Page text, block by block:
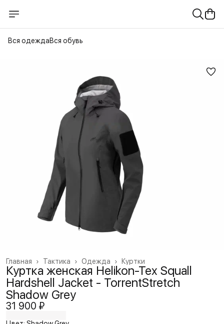
Вся одеждаВся обувь
Куртки
Одежда ›
Тактика ›
Главная ›
Куртка женская Helikon-Tex Squall
Hardshell Jacket - TorrentStretch
Shadow Grey
31 900 ₽